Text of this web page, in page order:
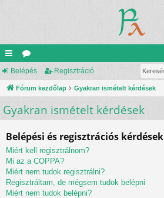
yo
rs
lin
k
ór
u
m
Belépés Regisztráció
Fórum kezdőlap Gyakran ismételt kérdések
Gyakran ismételt kérdések
Belépési és regisztrációs kérdések
Miért kell regisztrálnom?
Mi az a COPPA?
Miért nem tudok regisztrálni?
Regisztráltam, de mégsem tudok belépni
Miért nem tudok belépni?